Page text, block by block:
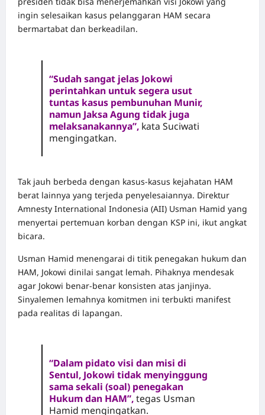
ingin selesaikan kasus pelanggaran HAM secara
bermartabat dan berkeadilan.
“Sudah sangat jelas Jokowi
perintahkan untuk segera usut
tuntas kasus pembunuhan Munir,
namun Jaksa Agung tidak juga
melaksanakannya”,kata Suciwati
mengingatkan.
Tak jauh berbeda dengan kasus-kasus kejahatan HAM
berat lainnya yang terjeda penyelesaiannya. Direktur
Amnesty International Indonesia (AII) Usman Hamid yang
menyertai pertemuan korban dengan KSP ini, ikut angkat
bicara.
Usman Hamid menengarai di titik penegakan hukum dan
HAM, Jokowi dinilai sangat lemah. Pihaknya mendesak
agar Jokowi benar-benar konsisten atas janjinya.
Sinyalemen lemahnya komitmen ini terbukti manifest
pada realitas di lapangan.
“Dalam pidato visi dan misi di
Sentul, Jokowi tidak menyinggung
sama sekali (soal) penegakan
Hukum dan HAM”,tegas Usman
Hamid mengingatkan.